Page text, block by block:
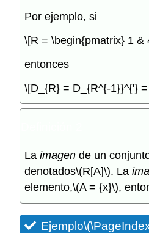
Por ejemplo, si
\[R = \begin{pmatrix} 1 &
entonces
\[D_{R} = D_{R^{-1}}^{'}
La imagen de un
denotados\(R[A]\). La
elemento,\(A = {x}\),
Ejemplo